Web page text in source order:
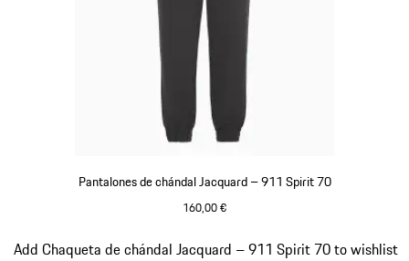
Pantalones de chándal Jacquard – 911 Spirit 70
160,00 €
Add Chaqueta de chándal Jacquard – 911 Spirit 70 to wishlist
Diapositiva 8 de 8